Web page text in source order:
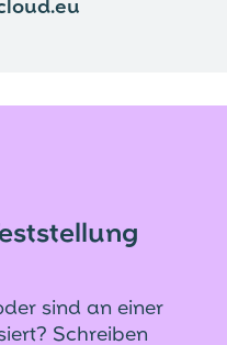
sind an einer
Schreiben